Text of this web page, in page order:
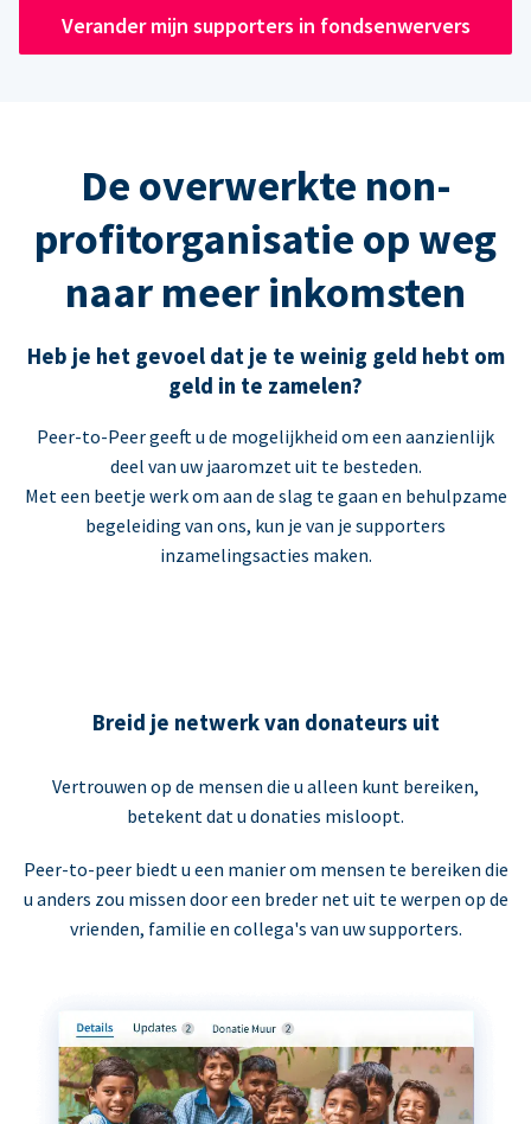
Verander mijn supporters in fondsenwervers
De overwerkte non-
profitorganisatie op weg
naar meer inkomsten
Heb je het gevoel dat je te weinig geld hebt om
geld in te zamelen?
Peer-to-Peer geeft u de mogelijkheid om een aanzienlijk
deel van uw jaaromzet uit te besteden.
Met een beetje werk om aan de slag te gaan en behulpzame
begeleiding van ons, kun je van je supporters
inzamelingsacties maken.
Breid je netwerk van donateurs uit
Vertrouwen op de mensen die u alleen kunt bereiken,
betekent dat u donaties misloopt.
Peer-to-peer biedt u een manier om mensen te bereiken die
u anders zou missen door een breder net uit te werpen op de
vrienden, familie en collega's van uw supporters.